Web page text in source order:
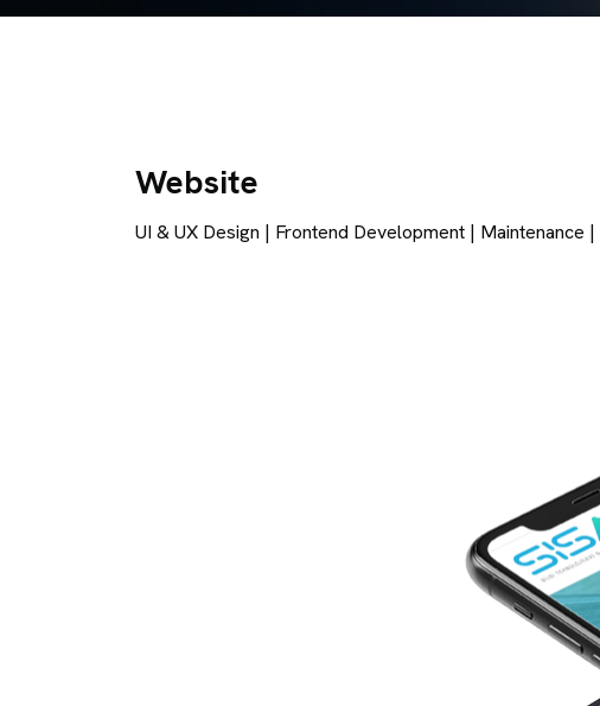
Website
UI & UX Design | Frontend Development | Maintenance |